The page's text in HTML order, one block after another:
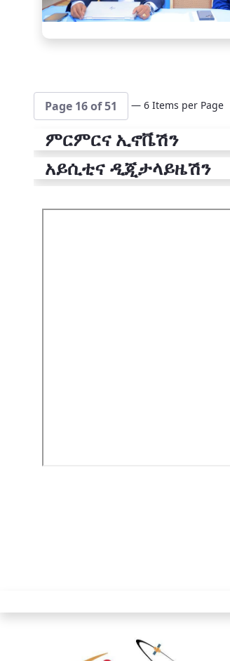
Page 16 of 51 — 6 Items per Page
ምርምርና ኢኖቬሽን
አይሲቲና ዲጂታላይዜሽን